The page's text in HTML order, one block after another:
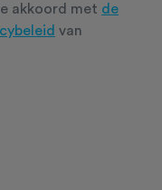
akkoord met de
van